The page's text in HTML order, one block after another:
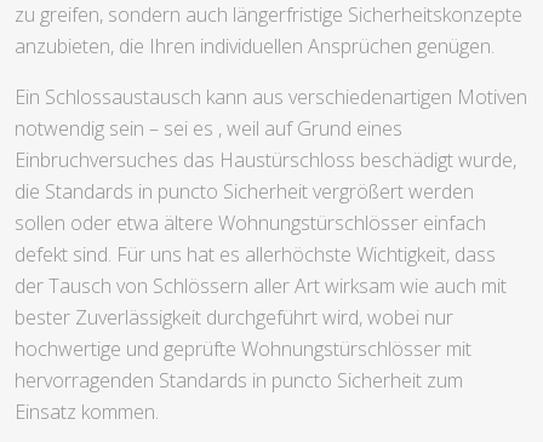
zu greifen, sondern auch längerfristige Sicherheitskonzepte
anzubieten, die Ihren individuellen Ansprüchen genügen.
Ein Schlossaustausch kann aus verschiedenartigen Motiven
notwendig sein – sei es , weil auf Grund eines
Einbruchversuches das Haustürschloss beschädigt wurde,
die Standards in puncto Sicherheit vergrößert werden
sollen oder etwa ältere Wohnungstürschlösser einfach
defekt sind. Für uns hat es allerhöchste Wichtigkeit, dass
der Tausch von Schlössern aller Art wirksam wie auch mit
bester Zuverlässigkeit durchgeführt wird, wobei nur
hochwertige und geprüfte Wohnungstürschlösser mit
hervorragenden Standards in puncto Sicherheit zum
Einsatz kommen.